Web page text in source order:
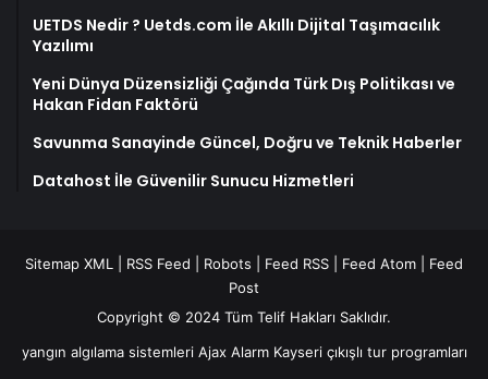
UETDS Nedir ? Uetds.com İle Akıllı Dijital Taşımacılık
Yazılımı
Yeni Dünya Düzensizliği Çağında Türk Dış Politikası ve
Hakan Fidan Faktörü
Savunma Sanayinde Güncel, Doğru ve Teknik Haberler
Datahost İle Güvenilir Sunucu Hizmetleri
Sitemap XML RSS Feed Robots Feed RSS Feed Atom
Feed
Post
Copyright © 2024 Tüm Telif Hakları Saklıdır.
yangın algılama sistemleri Ajax Alarm Kayseri çıkışlı tur programları